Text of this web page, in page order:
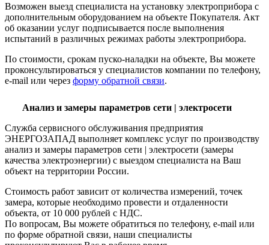
Возможен выезд специалиста на установку электроприбора с
дополнительным оборудованием на объекте Покупателя. Акт
об оказании услуг подписывается после выполнения
испытаний в различных режимах работы электроприбора.
По стоимости, срокам пуско-наладки на объекте, Вы можете
проконсультироваться у специалистов компании по телефону,
e-mail или через форму обратной связи.
Анализ и замеры параметров сети | электросети
Служба сервисного обслуживания предприятия
ЭНЕРГОЗАПАД выполняет комплекс услуг по производству
анализ и замеры параметров сети | электросети (замеры
качества электроэнергии) с выездом специалиста на Ваш
объект на территории России.
Стоимость работ зависит от количества измерений, точек
замера, которые необходимо провести и отдаленности
объекта, от 10 000 рублей с НДС.
По вопросам, Вы можете обратиться по телефону, e-mail или
по форме обратной связи, наши специалисты